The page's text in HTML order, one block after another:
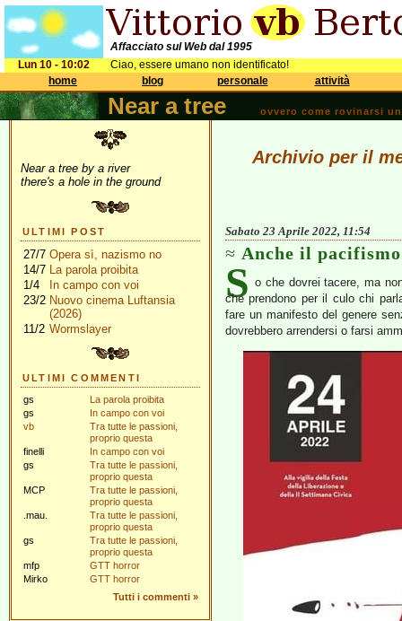
Affacciato sul Web dal 1995
Lun 10 - 10:02
Ciao, essere umano non identificato!
home
blog personale attività
Near a tree ovvero come rovinarsi
Near a tree by a river
there's a hole in the ground
ULTIMI POST
27/7 Opera sì, nazismo no
14/7 La parola proibita
1/4
In campo con voi
23/2 Nuovo cinema Luftansia
(2026)
11/2 Wormslayer
ULTIMI COMMENTI
gs
La parola proibita
gs
In campo con voi
vb
Tra tutte le passioni,
proprio questa
finelli
In campo con voi
gs
Tra tutte le passioni,
proprio questa
MCP
Tra tutte le passioni,
proprio questa
.mau.
Tra tutte le passioni,
proprio questa
gs
Tra tutte le passioni,
proprio questa
mfp
GTT horror
Mirko
GTT horror
Tutti i commenti »
Archivio per il
Sabato 23 Aprile 2022, 11:54
Anche il
S o che dovrei tacere, ma
che prendono per il culo chi
fare un manifesto del genere
dovrebbero arrendersi o farsi